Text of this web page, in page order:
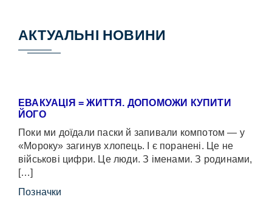
АКТУАЛЬНІ НОВИНИ
ЕВАКУАЦІЯ = ЖИТТЯ. ДОПОМОЖИ КУПИТИ
ЙОГО
Поки ми доїдали паски й запивали компотом — у
«Мороку» загинув хлопець. І є поранені. Це не
військові цифри. Це люди. З іменами. З родинами,
[…]
Позначки